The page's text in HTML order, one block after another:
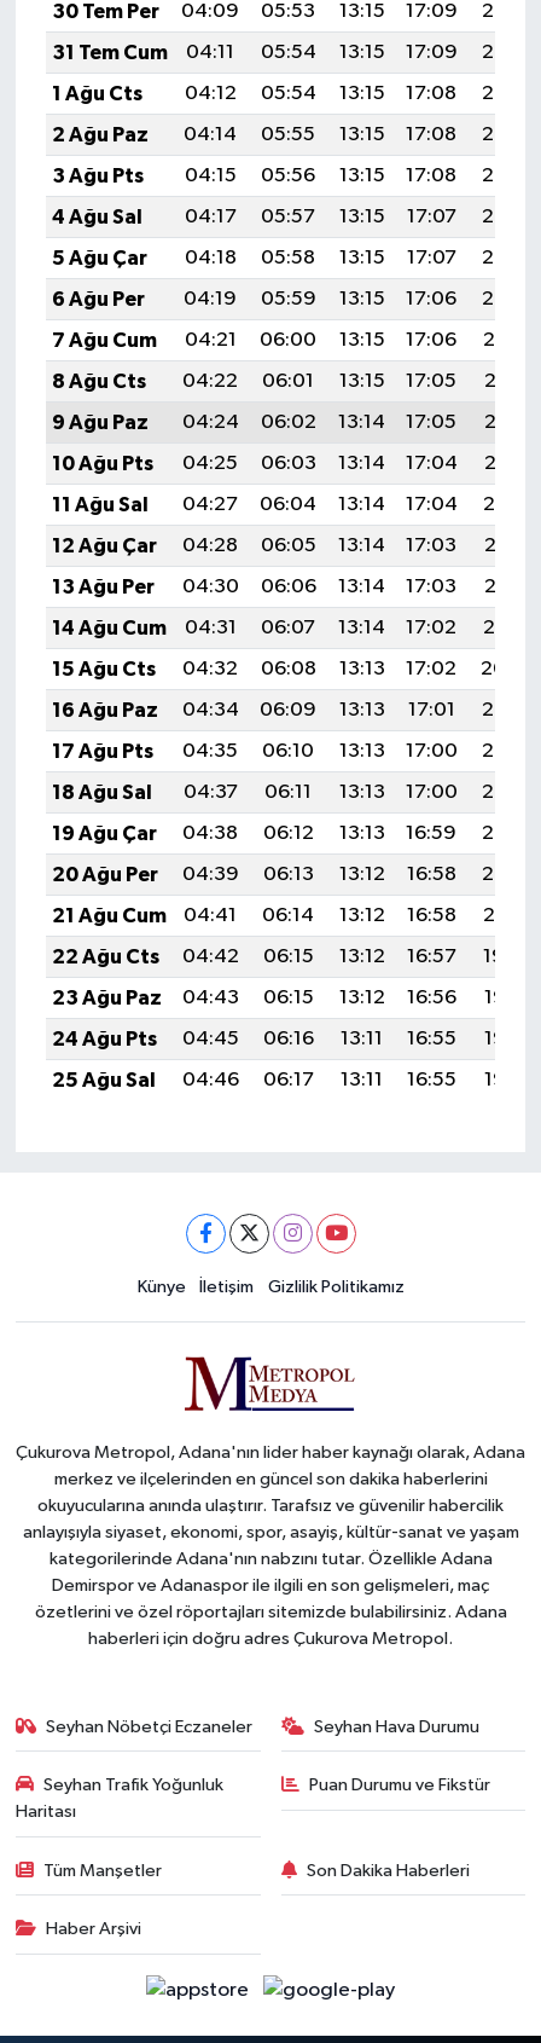
30 Tem Per
04:09 05:53 13:15 17:09
20:28
31 Tem Cum
04:11 05:54 13:15 17:09
20:27
1 Ağu Cts
04:12 05:54 13:15 17:08
20:26
2 Ağu Paz
04:14 05:55 13:15 17:08
20:25
3 Ağu Pts
04:15 05:56 13:15 17:08
20:24
4 Ağu Sal
04:17 05:57 13:15 17:07
20:23
5 Ağu Çar
04:18 05:58 13:15 17:07
20:22
6 Ağu Per
04:19 05:59 13:15 17:06
20:20
7 Ağu Cum
04:21 06:00 13:15 17:06
20:19
8 Ağu Cts
04:22 06:01 13:15 17:05
20:18
9 Ağu Paz
04:24 06:02 13:14 17:05
20:17
10 Ağu Pts
04:25 06:03 13:14 17:04
20:16
11 Ağu Sal
04:27 06:04 13:14 17:04
20:14
12 Ağu Çar
04:28 06:05 13:14 17:03
20:13
13 Ağu Per
04:30 06:06 13:14 17:03
20:12
14 Ağu Cum
04:31 06:07 13:14 17:02
20:10
15 Ağu Cts
04:32 06:08 13:13 17:02
20:09
16 Ağu Paz
04:34 06:09 13:13 17:01
20:08
17 Ağu Pts
04:35 06:10 13:13 17:00
20:06
18 Ağu Sal
04:37 06:11 13:13 17:00
20:05
19 Ağu Çar
04:38 06:12 13:13 16:59
20:03
20 Ağu Per
04:39 06:13 13:12 16:58
20:02
21 Ağu Cum
04:41 06:14 13:12 16:58
20:01
22 Ağu Cts
04:42 06:15 13:12 16:57
19:59
23 Ağu Paz
04:43 06:15 13:12 16:56
19:58
24 Ağu Pts
04:45 06:16 13:11 16:55
19:56
25 Ağu Sal
04:46 06:17 13:11 16:55 19:55
Künye İletişim Gizlilik Politikamız
Çukurova Metropol, Adana'nın lider haber kaynağı olarak, Adana
merkez ve ilçelerinden en güncel son dakika haberlerini
okuyucularına anında ulaştırır. Tarafsız ve güvenilir habercilik
anlayışıyla siyaset, ekonomi, spor, asayiş, kültür-sanat ve yaşam
kategorilerinde Adana'nın nabzını tutar. Özellikle Adana
Demirspor ve Adanaspor ile ilgili en son gelişmeleri, maç
özetlerini ve özel röportajları sitemizde bulabilirsiniz. Adana
haberleri için doğru adres Çukurova Metropol.
Seyhan Nöbetçi Eczaneler Seyhan Hava Durumu
Seyhan Trafik Yoğunluk
Haritası
Puan Durumu ve Fikstür
Tüm Manşetler Son Dakika Haberleri
Haber Arşivi